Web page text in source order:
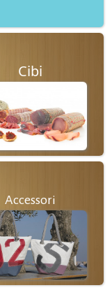
Cibi
Accessori